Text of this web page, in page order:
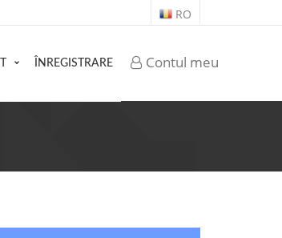
RO
Contul meu
ÎNREGISTRARE